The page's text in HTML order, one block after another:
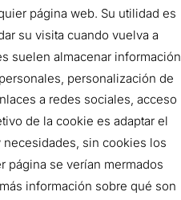
485 mm
página web. Su utilidad es
su visita cuando vuelva a
suelen almacenar información
personalización de
a redes sociales, acceso
de la cookie es adaptar el
sin cookies los
página se verían mermados
información sobre qué son